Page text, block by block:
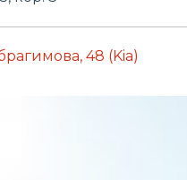
48 (Kia)